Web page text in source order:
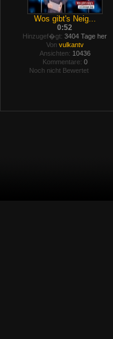
Wos gibt's Neig...
0:52
Hinzugef�gt: 3404 Tage her
Von vulkantv
Ansichten: 10436
Kommentare: 0
Noch nicht Bewertet